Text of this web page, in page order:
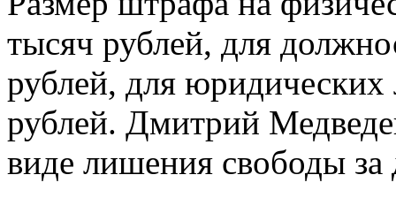
тысяч рублей, для
рублей, для
рублей. Дмитрий
виде лишения свободы